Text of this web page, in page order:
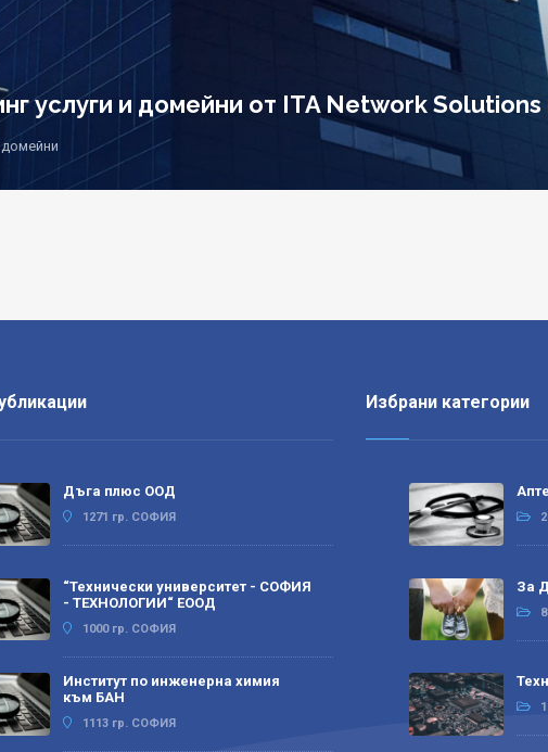
услуги и домейни от ITA Network Solutions
Дъга плюс ООД
1271 гр. СОФИЯ
“Технически университет - СОФИЯ
- ТЕХНОЛОГИИ“ ЕООД
1000 гр. СОФИЯ
Институт по инженерна химия
към БАН
1113 гр. СОФИЯ
Избрани категории
За